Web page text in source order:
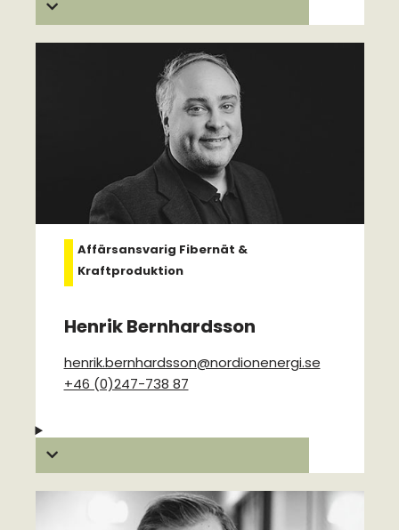
Affärsansvarig Fibernät &
Kraftproduktion
Henrik Bernhardsson
henrik.bernhardsson@nordionenergi.se
+46 (0)247-738 87